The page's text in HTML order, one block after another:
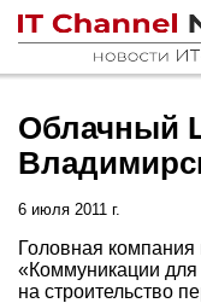
Облачный
6 июля 2011 г.
Головная
«Коммуникации для
на строительство